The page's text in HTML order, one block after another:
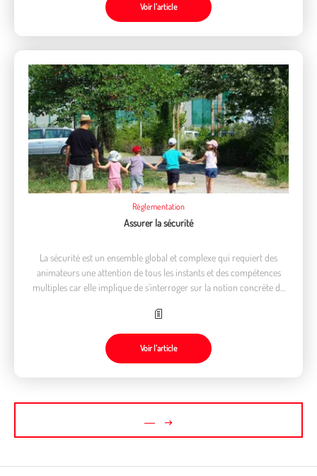
Voir l’article
Règlementation
Assurer la sécurité
La sécurité est un ensemble global et complexe qui requiert des
animateurs une attention de tous les instants et des compétences
multiples car elle implique de s'interroger sur la notion concrète de
législation
Voir l’article